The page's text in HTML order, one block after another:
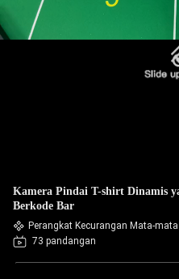
Kamera Pindai T-shirt Dinamis
Berkode Bar
Perangkat Kecurangan Mata-mata
73 pandangan